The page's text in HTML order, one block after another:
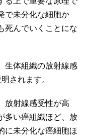
で未分化な細胞か
死んでいくことにな
生体組織の放射線感
されます。
放射線感受性が高
多い癌組織ほど、放
に未分化な癌細胞ほ